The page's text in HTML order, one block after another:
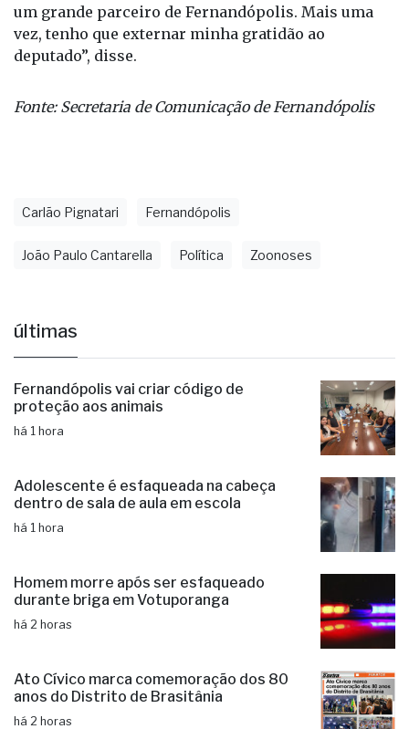
um grande parceiro de Fernandópolis. Mais uma
vez, tenho que externar minha gratidão ao
deputado”, disse.
Fonte: Secretaria de Comunicação de Fernandópolis
Carlão Pignatari Fernandópolis
João Paulo Cantarella Política Zoonoses
últimas
Fernandópolis vai criar código de
proteção aos animais
há 1 hora
Adolescente é esfaqueada na cabeça
dentro de sala de aula em escola
há 1 hora
Homem morre após ser esfaqueado
durante briga em Votuporanga
há 2 horas
Ato Cívico marca comemoração dos 80
anos do Distrito de Brasitânia
há 2 horas